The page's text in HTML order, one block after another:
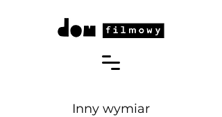
Inny wymiar